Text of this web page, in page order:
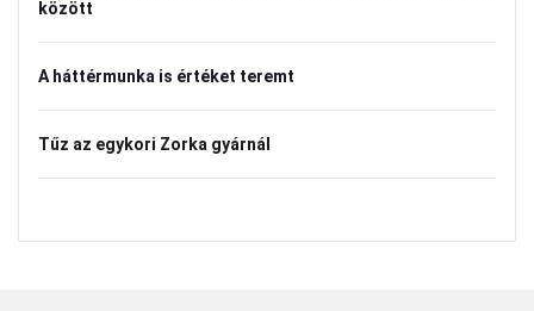
között
A háttérmunka is értéket teremt
Tűz az egykori Zorka gyárnál